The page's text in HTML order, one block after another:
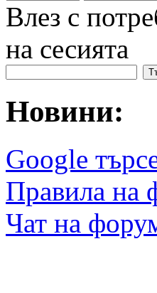
Влез с
на сесията
Новини:
Google
Правила на
Чат на